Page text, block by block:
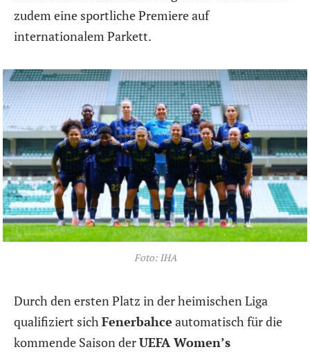
zudem eine sportliche Premiere auf
internationalem Parkett.
Foto: IHA
Durch den ersten Platz in der heimischen Liga
qualifiziert sichFenerbahce automatisch für die
kommende Saison derUEFA Women’s